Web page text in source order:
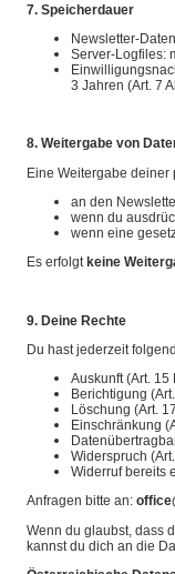
7. Speicherdauer
Newsletter-
Server-Logfiles:
3 Jahren (Art. 7
8. Weitergabe von
Eine Weitergabe
an den
wenn du
wenn eine
Es erfolgt keine
9. Deine Rechte
Du hast jederzeit
Auskunft (Art. 15
Berichtigung
Löschung (Art.
Einschränkung
Widerspruch
Widerruf bereits
Anfragen bitte an:
Wenn du glaubst, dass
kannst du dich an die